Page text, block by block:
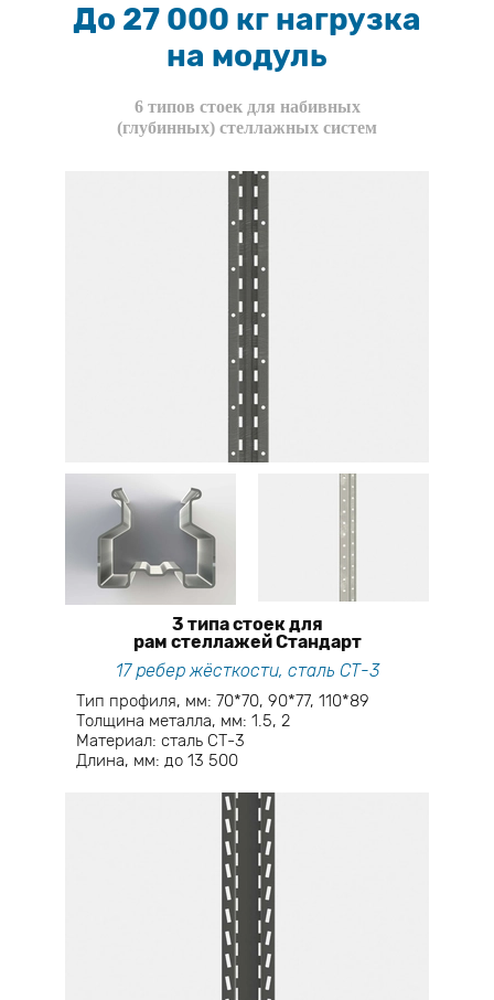
До 27 000 кг нагрузка
на модуль
6 типов стоек для набивных
(глубинных) стеллажных систем
3 типа стоек для
рам стеллажей Стандарт
17 ребер жёсткости, сталь СТ-3
Тип профиля, мм: 70*70, 90*77, 110*89
Толщина металла, мм: 1.5, 2
Материал: сталь СТ-3
Длина, мм: до 13 500